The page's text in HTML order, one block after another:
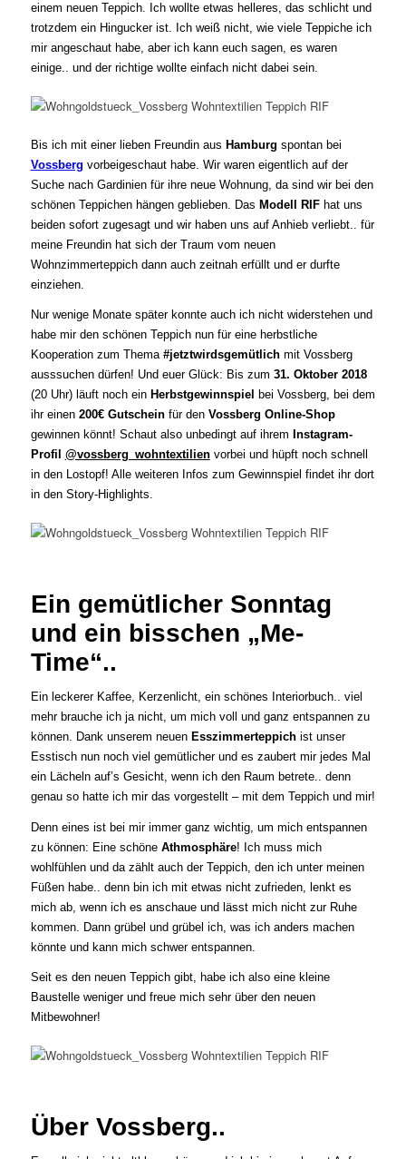
einem neuen Teppich. Ich wollte etwas helleres, das schlicht und
trotzdem ein Hingucker ist. Ich weiß nicht, wie viele Teppiche ich
mir angeschaut habe, aber ich kann euch sagen, es waren
einige.. und der richtige wollte einfach nicht dabei sein.
Bis ich mit einer lieben Freundin aus Hamburg spontan bei
Vossberg vorbeigeschaut habe. Wir waren eigentlich auf der
Suche nach Gardinien für ihre neue Wohnung, da sind wir bei den
schönen Teppichen hängen geblieben. Das Modell RIFhat uns
beiden sofort zugesagt und wir haben uns auf Anhieb verliebt.. für
meine Freundin hat sich der Traum vom neuen
Wohnzimmerteppich dann auch zeitnah erfüllt und er durfte
einziehen.
Nur wenige Monate später konnte auch ich nicht widerstehen und
habe mir den schönen Teppich nun für eine herbstliche
Kooperation zum Thema #jetztwirdsgemütlichmit Vossberg
ausssuchen dürfen! Und euer Glück: Bis zum 31. Oktober 2018
(20 Uhr) läuft noch ein Herbstgewinnspiel
bei Vossberg, bei dem
ihr einen 200€ Gutscheinfür den Vossberg Online-Shop
gewinnen könnt! Schaut also unbedingt auf ihrem Instagram-
Profil @vossberg_wohntextilienvorbei und hüpft noch schnell
in den Lostopf! Alle weiteren Infos zum Gewinnspiel findet ihr dort
in den Story-Highlights.
Ein gemütlicher Sonntag
und ein bisschen „Me-
Time“..
Ein leckerer Kaffee, Kerzenlicht, ein schönes Interiorbuch.. viel
mehr brauche ich ja nicht, um mich voll und ganz entspannen zu
können. Dank unserem neuen Esszimmerteppichist unser
Esstisch nun noch viel gemütlicher und es zaubert mir jedes Mal
ein Lächeln auf’s Gesicht, wenn ich den Raum betrete.. denn
genau so hatte ich mir das vorgestellt – mit dem Teppich und mir!
Denn eines ist bei mir immer ganz wichtig, um mich entspannen
zu können: Eine schöne Athmosphäre! Ich muss mich
wohlfühlen und da zählt auch der Teppich, den ich unter meinen
Füßen habe.. denn bin ich mit etwas nicht zufrieden, lenkt es
mich ab, wenn ich es anschaue und lässt mich nicht zur Ruhe
kommen. Dann grübel und grübel ich, was ich anders machen
könnte und kann mich schwer entspannen.
Seit es den neuen Teppich gibt, habe ich also eine kleine
Baustelle weniger und freue mich sehr über den neuen
Mitbewohner!
Über Vossberg..